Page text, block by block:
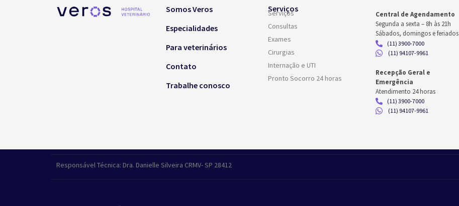
Somos Veros
Especialidades
Para veterinários
Contato
Trabalhe conosco
Serviços
Serviços
Consultas
Exames
Cirurgias
Internação e UTI
Pronto Socorro 24 horas
Central de Agendamento
Segunda a sexta – 8h às 21h
Sábados, domingos e feriados
(11) 3900-7000
(11) 94107-9961
Recepção Geral e
Emergência
Atendimento 24 horas
(11) 3900-7000
(11) 94107-9961
Responsável Técnica: Dra. Danielle Silveira CRMV- SP 28412